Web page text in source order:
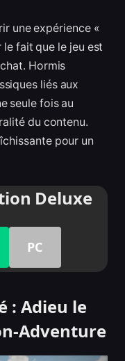
une expérience «
fait que le jeu est
Hormis
liés aux
seule fois au
du contenu.
pour un
Deluxe
PC
: Adieu le
Adventure